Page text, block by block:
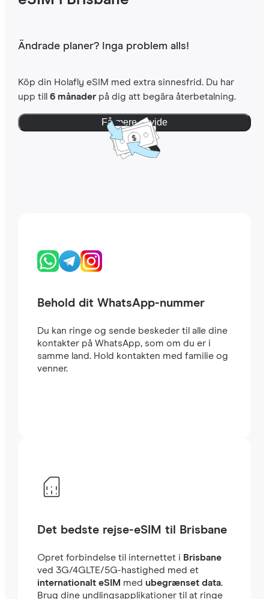
Ändrade planer? Inga problem alls!
Köp din Holafly eSIM med extra sinnesfrid. Du har
upp till 6 månaderpå dig att begära återbetalning.
Få mere at vide
Behold dit WhatsApp-nummer
Du kan ringe og sende beskeder til alle dine
kontakter på WhatsApp, som om du er i
samme land. Hold kontakten med familie og
venner.
Det bedste rejse-eSIM til Brisbane
Opret forbindelse til internettet i Brisbane
ved 3G/4GLTE/5G-hastighed med et
internationalt eSIM med ubegrænset data.
Brug dine yndlingsapplikationer til at ringe